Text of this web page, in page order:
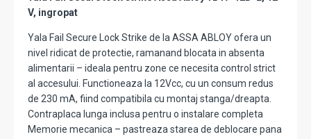
V, ingropat
Yala Fail Secure Lock Strike de la ASSA ABLOY ofera un
nivel ridicat de protectie, ramanand blocata in absenta
alimentarii – ideala pentru zone ce necesita control strict
al accesului. Functioneaza la 12Vcc, cu un consum redus
de 230 mA, fiind compatibila cu montaj stanga/dreapta.
Contraplaca lunga inclusa pentru o instalare completa
Memorie mecanica – pastreaza starea de deblocare pana